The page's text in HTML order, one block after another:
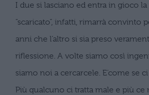
I due si lasciano ed entra in gioco la
“scaricato”, infatti, rimarrà convinto
anni che l’altro si sia preso
riflessione. A volte siamo così
siamo noi a cercarcele. E’come se
Più qualcuno ci tratta male e più